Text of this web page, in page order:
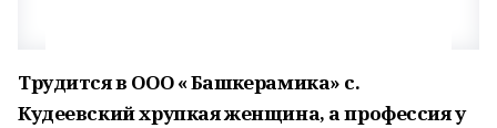
Трудится в ООО « Башкерамика» с.
Кудеевский хрупкая женщина, а профессия у